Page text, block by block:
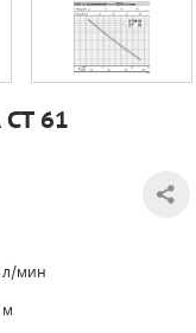
61
л/мин
м